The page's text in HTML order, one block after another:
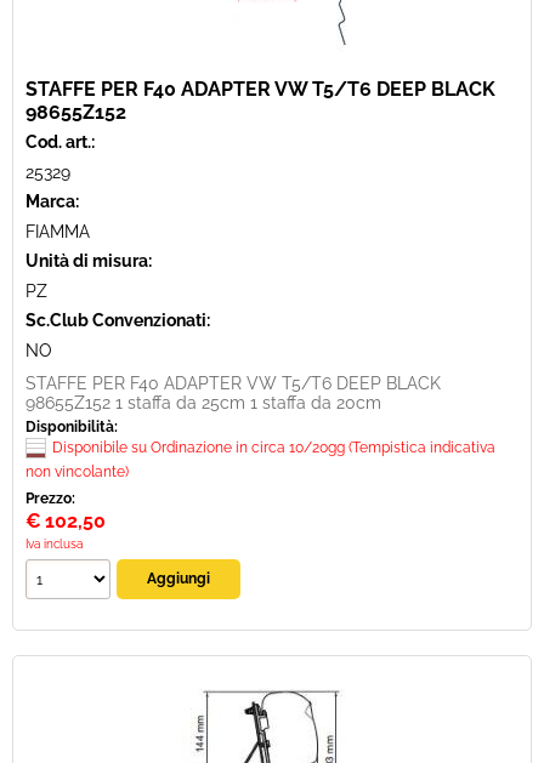
STAFFE PER F40 ADAPTER VW T5/T6 DEEP BLACK
98655Z152
Cod. art.:
25329
Marca:
FIAMMA
Unità di misura:
PZ
Sc.Club Convenzionati:
NO
STAFFE PER F40 ADAPTER VW T5/T6 DEEP BLACK
98655Z152 1 staffa da 25cm 1 staffa da 20cm
Disponibilità:
Disponibile su Ordinazione in circa 10/20gg (Tempistica indicativa
non vincolante)
Prezzo:
€ 102,50
Iva inclusa